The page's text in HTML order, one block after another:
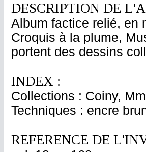
DESCRIPTION DE
Album factice relié, en
Croquis à la plume,
portent des dessins
INDEX :
Collections : Coiny,
Techniques : encre
REFERENCE DE